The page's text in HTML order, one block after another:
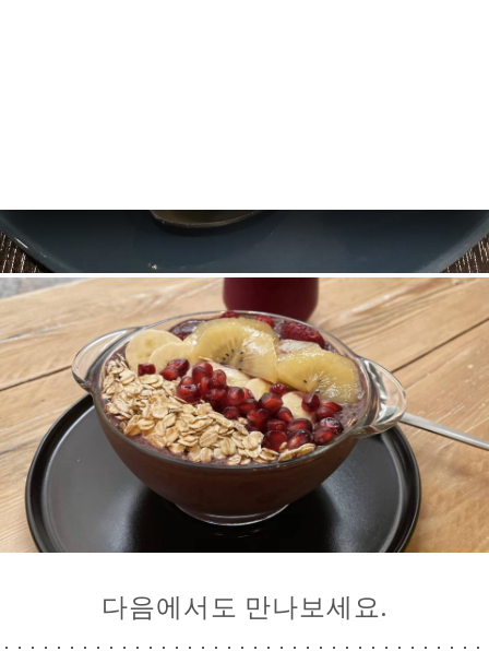
다음에서도 만나보세요.